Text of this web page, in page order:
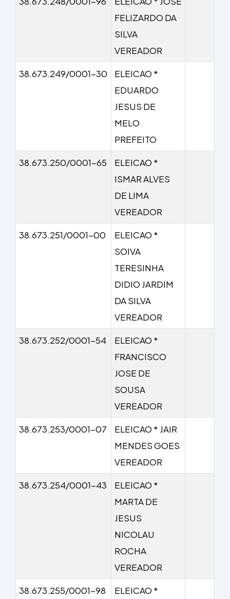
FELIZARDO DA
SILVA
VEREADOR
38.673.249/0001-30
ELEICAO *
EDUARDO
JESUS DE
MELO
PREFEITO
38.673.250/0001-65
ELEICAO *
ISMAR ALVES
DE LIMA
VEREADOR
38.673.251/0001-00
ELEICAO *
SOIVA
TERESINHA
DIDIO JARDIM
DA SILVA
VEREADOR
38.673.252/0001-54
ELEICAO *
FRANCISCO
JOSE DE
SOUSA
VEREADOR
38.673.253/0001-07
ELEICAO * JAIR
MENDES GOES
VEREADOR
38.673.254/0001-43
ELEICAO *
MARTA DE
JESUS
NICOLAU
ROCHA
VEREADOR
38.673.255/0001-98
ELEICAO *